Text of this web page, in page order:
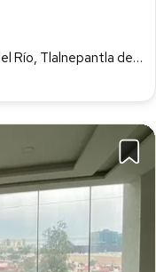
Av Santa Cecilia 27, Hugo Cervantes del Río, Tlalnepantla de Baz